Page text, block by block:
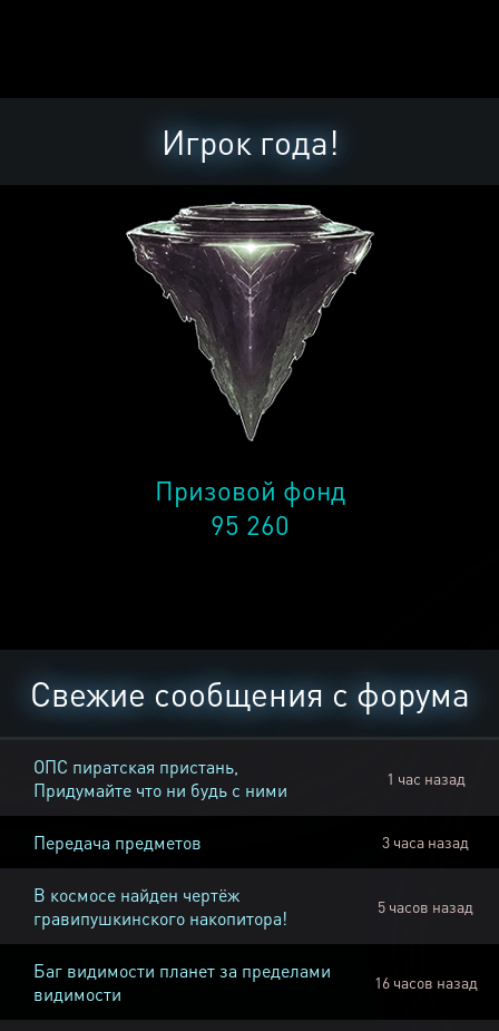
Игрок года!
Призовой фонд
95 260
Свежие сообщения с форума
ОПС пиратская пристань,
Придумайте что ни будь с ними
1 час назад
Передача предметов 3 часа назад
В космосе найден чертёж
гравипушкинского накопитора!
5 часов назад
Баг видимости планет за пределами
видимости
16 часов назад